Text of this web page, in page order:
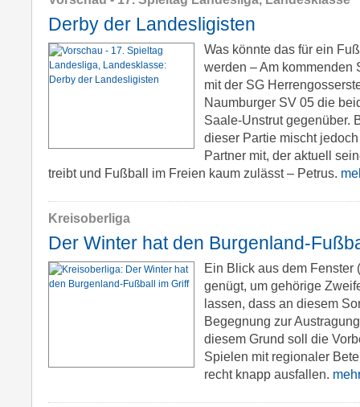
Derby der Landesligisten
Was könnte das für ein
werden – Am kommenden
mit der SG
Naumburger SV 05 die
Saale-Unstrut gegenüber.
dieser Partie mischt
Partner mit, der aktuell
treibt und Fußball im Freien kaum zulässt – Petrus.
Kreisoberliga
Der Winter hat den Burgenland-
Ein Blick aus dem Fenster
genügt, um gehörige
lassen, dass an diesem
Begegnung zur
diesem Grund soll die
Spielen mit regionaler
recht knapp ausfallen.